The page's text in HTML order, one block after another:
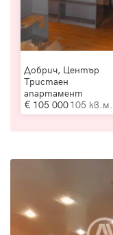
Добрич, Център
Тристаен
апартамент
105 000105 кв.м.